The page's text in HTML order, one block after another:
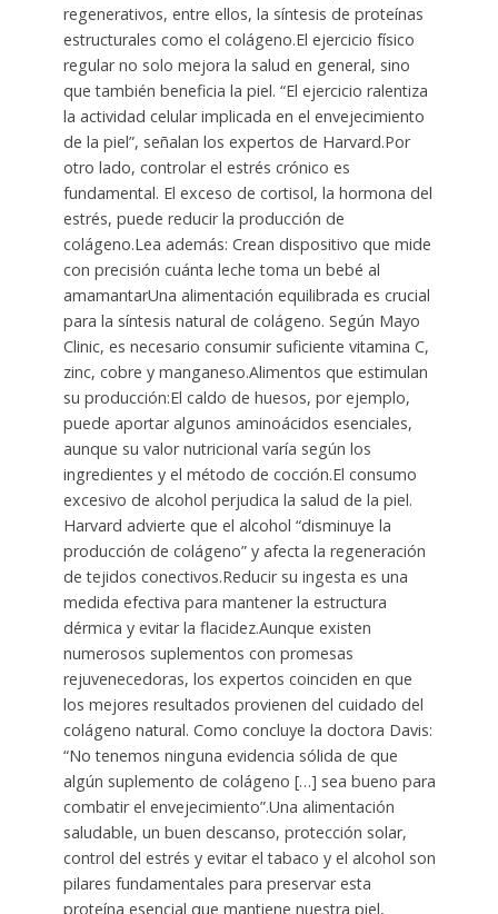
regenerativos, entre ellos, la síntesis de proteínas
estructurales como el colágeno.El ejercicio físico
regular no solo mejora la salud en general, sino
que también beneficia la piel. “El ejercicio ralentiza
la actividad celular implicada en el envejecimiento
de la piel”, señalan los expertos de Harvard.Por
otro lado, controlar el estrés crónico es
fundamental. El exceso de cortisol, la hormona del
estrés, puede reducir la producción de
colágeno.Lea además: Crean dispositivo que mide
con precisión cuánta leche toma un bebé al
amamantarUna alimentación equilibrada es crucial
para la síntesis natural de colágeno. Según Mayo
Clinic, es necesario consumir suficiente vitamina C,
zinc, cobre y manganeso.Alimentos que estimulan
su producción:El caldo de huesos, por ejemplo,
puede aportar algunos aminoácidos esenciales,
aunque su valor nutricional varía según los
ingredientes y el método de cocción.El consumo
excesivo de alcohol perjudica la salud de la piel.
Harvard advierte que el alcohol “disminuye la
producción de colágeno” y afecta la regeneración
de tejidos conectivos.Reducir su ingesta es una
medida efectiva para mantener la estructura
dérmica y evitar la flacidez.Aunque existen
numerosos suplementos con promesas
rejuvenecedoras, los expertos coinciden en que
los mejores resultados provienen del cuidado del
colágeno natural. Como concluye la doctora Davis:
“No tenemos ninguna evidencia sólida de que
algún suplemento de colágeno […] sea bueno para
combatir el envejecimiento”.Una alimentación
saludable, un buen descanso, protección solar,
control del estrés y evitar el tabaco y el alcohol son
pilares fundamentales para preservar esta
proteína esencial que mantiene nuestra piel,